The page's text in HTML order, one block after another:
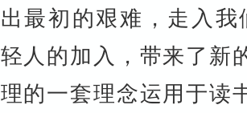
出最初的艰难，走入
轻人的加入，带来了新
理的一套理念运用于读